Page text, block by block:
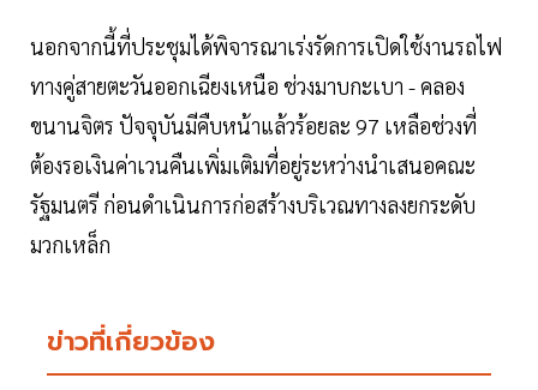
นอกจากนี้ที่ประชุมได้พิจารณาเร่งรัดการเปิดใช้งานรถไฟ
ทางคู่สายตะวันออกเฉียงเหนือ ช่วงมาบกะเบา - คลอง
ขนานจิตร ปัจจุบันมีคืบหน้าแล้วร้อยละ 97 เหลือช่วงที่
ต้องรอเงินค่าเวนคืนเพิ่มเติมที่อยู่ระหว่างนำเสนอคณะ
รัฐมนตรี ก่อนดำเนินการก่อสร้างบริเวณทางลงยกระดับ
มวกเหล็ก
ข่าวที่เกี่ยวข้อง